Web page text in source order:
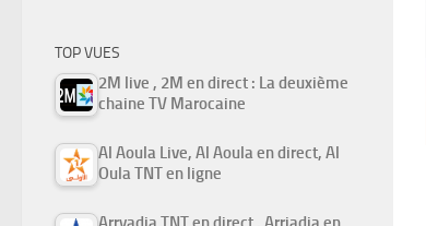
TOP VUES
2M live , 2M en direct : La deuxième
chaine TV Marocaine
Al Aoula Live, Al Aoula en direct, Al
Oula TNT en ligne